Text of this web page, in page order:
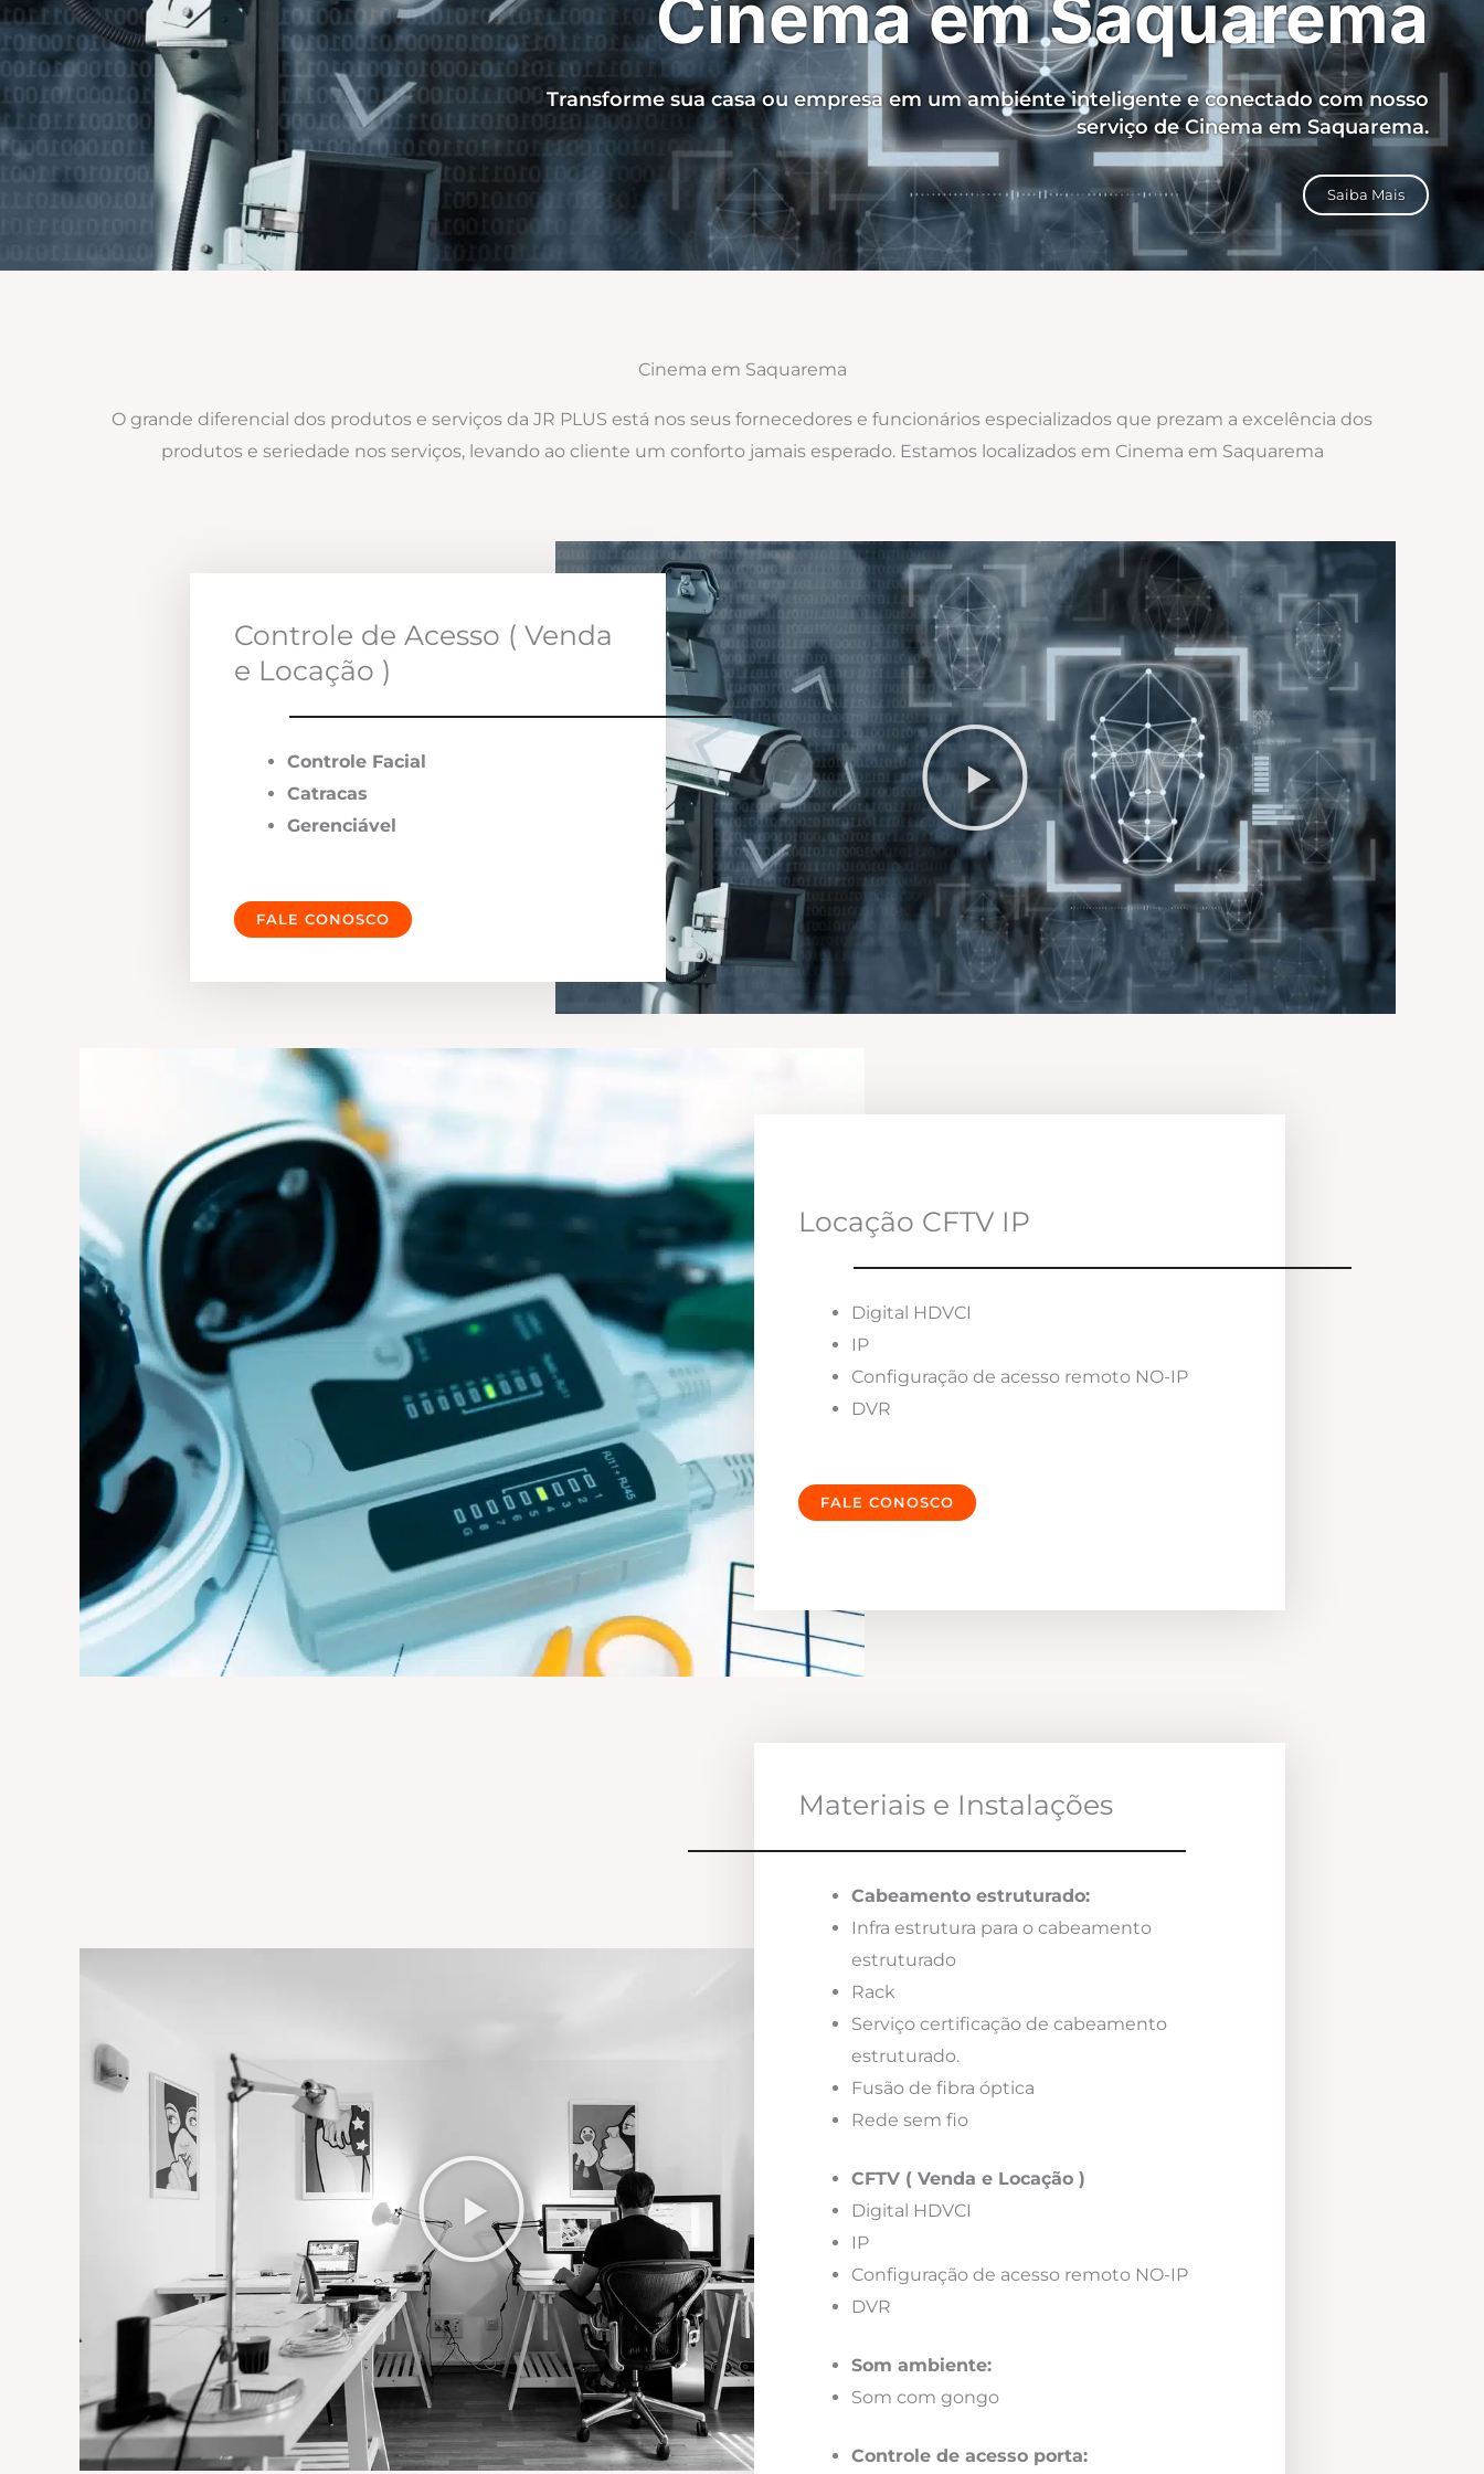
Cinema em Saquarema
Transforme sua casa ou empresa em um ambiente inteligente e conectado com nosso
serviço de Cinema em Saquarema.
Saiba Mais
Cinema em Saquarema
O grande diferencial dos produtos e serviços da JR PLUS está nos seus fornecedores e funcionários especializados que prezam a excelência dos
produtos e seriedade nos serviços, levando ao cliente um conforto jamais esperado. Estamos localizados em Cinema em Saquarema
Controle de Acesso ( Venda
e Locação )
Controle Facial
Catracas
Gerenciável
FALE CONOSCO
Locação CFTV IP
Digital HDVCI
IP
Configuração de acesso remoto NO-IP
DVR
FALE CONOSCO
Materiais e Instalações
Cabeamento estruturado:
Infra estrutura para o cabeamento
estruturado
Rack
Serviço certificação de cabeamento
estruturado.
Fusão de fibra óptica
Rede sem fio
CFTV ( Venda e Locação )
Digital HDVCI
IP
Configuração de acesso remoto NO-IP
DVR
Som ambiente:
Som com gongo
Controle de acesso porta: